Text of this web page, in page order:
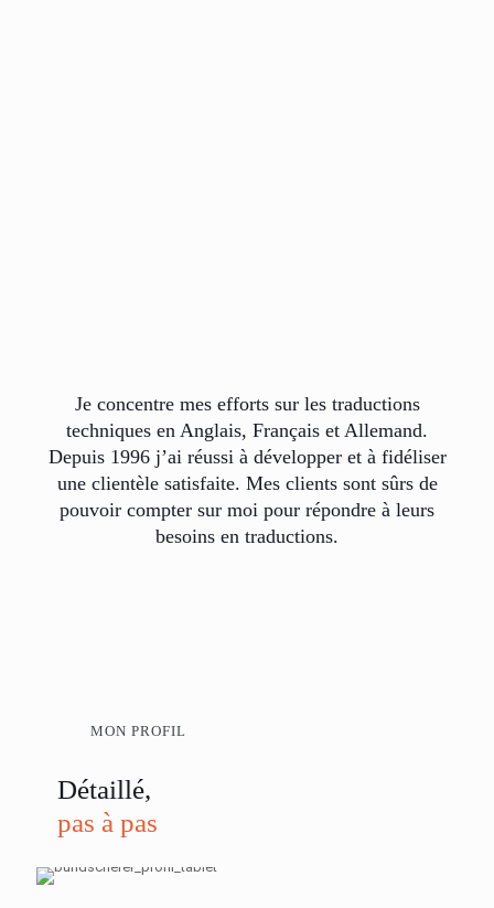
Je concentre mes efforts sur les traductions
techniques en Anglais, Français et Allemand.
Depuis 1996 j’ai réussi à développer et à fidéliser
une clientèle satisfaite. Mes clients sont sûrs de
pouvoir compter sur moi pour répondre à leurs
besoins en traductions.
MON PROFIL
Détaillé,
pas à pas